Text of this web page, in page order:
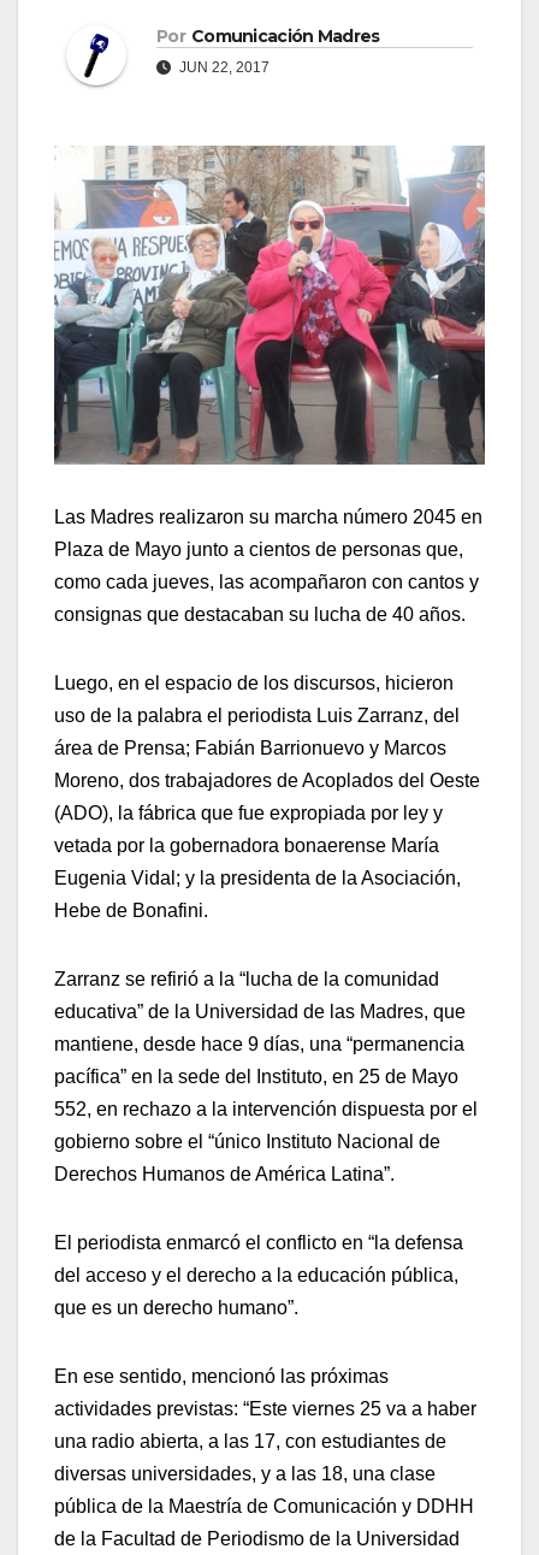
Por Comunicación Madres
JUN 22, 2017
Las Madres realizaron su marcha número 2045 en
Plaza de Mayo junto a cientos de personas que,
como cada jueves, las acompañaron con cantos y
consignas que destacaban su lucha de 40 años.
Luego, en el espacio de los discursos, hicieron
uso de la palabra el periodista Luis Zarranz, del
área de Prensa; Fabián Barrionuevo y Marcos
Moreno, dos trabajadores de Acoplados del Oeste
(ADO), la fábrica que fue expropiada por ley y
vetada por la gobernadora bonaerense María
Eugenia Vidal; y la presidenta de la Asociación,
Hebe de Bonafini.
Zarranz se refirió a la “lucha de la comunidad
educativa” de la Universidad de las Madres, que
mantiene, desde hace 9 días, una “permanencia
pacífica” en la sede del Instituto, en 25 de Mayo
552, en rechazo a la intervención dispuesta por el
gobierno sobre el “único Instituto Nacional de
Derechos Humanos de América Latina”.
El periodista enmarcó el conflicto en “la defensa
del acceso y el derecho a la educación pública,
que es un derecho humano”.
En ese sentido, mencionó las próximas
actividades previstas: “Este viernes 25 va a haber
una radio abierta, a las 17, con estudiantes de
diversas universidades, y a las 18, una clase
pública de la Maestría de Comunicación y DDHH
de la Facultad de Periodismo de la Universidad